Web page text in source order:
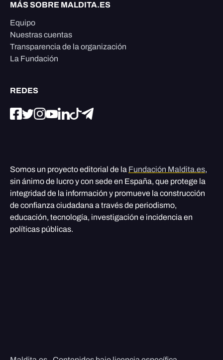
MÁS SOBRE MALDITA.ES
Equipo
Nuestras cuentas
Transparencia de la organización
La Fundación
REDES
Somos un proyecto editorial de la Fundación Maldita.es,
sin ánimo de lucro y con sede en España, que protege la
integridad de la información y promueve la construcción
de confianza ciudadana a través de periodismo,
educación, tecnología, investigación e incidencia en
políticas públicas.